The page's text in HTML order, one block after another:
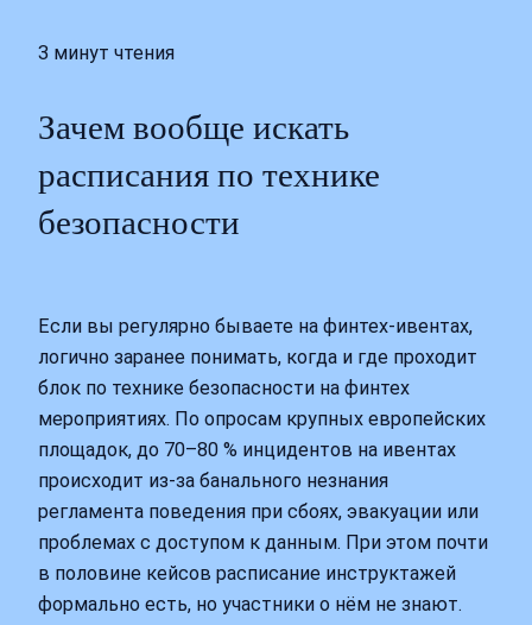
3 минут чтения
Зачем вообще искать
расписания по технике
безопасности
Если вы регулярно бываете на финтех-ивентах,
логично заранее понимать, когда и где проходит
блок по технике безопасности на финтех
мероприятиях. По опросам крупных европейских
площадок, до 70–80 % инцидентов на ивентах
происходит из‑за банального незнания
регламента поведения при сбоях, эвакуации или
проблемах с доступом к данным. При этом почти
в половине кейсов расписание инструктажей
формально есть, но участники о нём не знают.